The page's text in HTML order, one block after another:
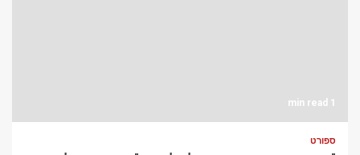
1 min read
ספורט